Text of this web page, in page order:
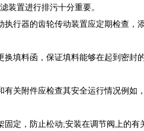
装置进行排污十分重要。
行器的齿轮传动装置应定期检查，
填料函，保证填料能够在起到密封
关附件应检查其安全运行情况例如
定，防止松动;安装在调节阀上的